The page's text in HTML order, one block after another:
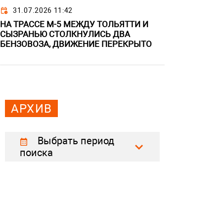
31.07.2026 11:42
НА ТРАССЕ М-5 МЕЖДУ ТОЛЬЯТТИ И
СЫЗРАНЬЮ СТОЛКНУЛИСЬ ДВА
БЕНЗОВОЗА, ДВИЖЕНИЕ ПЕРЕКРЫТО
АРХИВ
Выбрать период
поиска